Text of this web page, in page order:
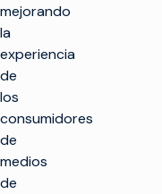
mejorando
la
experiencia
de
los
consumidores
de
medios
de